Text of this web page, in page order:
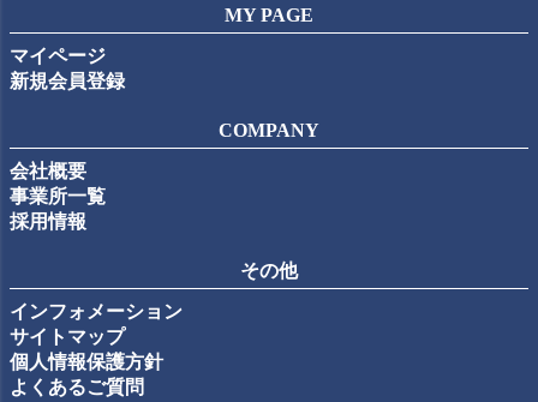
MY PAGE
マイページ
新規会員登録
COMPANY
会社概要
事業所一覧
採用情報
その他
インフォメーション
サイトマップ
個人情報保護方針
よくあるご質問